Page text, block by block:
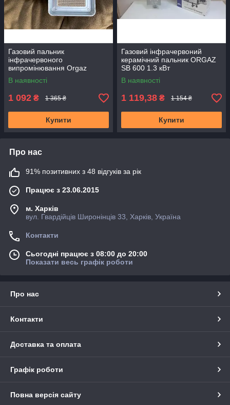
Газовий пальник
інфрачервоного
випромінювання Orgaz
(редуктор)
В наявності
1 092 ₴ 1 365 ₴
Купити
Газовий інфрачервоний
керамічний пальник ORGAZ
SB 600 1.3 кВт
В наявності
1 119,38 ₴ 1 154 ₴
Купити
Про нас
91% позитивних з 48 відгуків за рік
Працює з 23.06.2015
м. Харків
вул. Гвардійців Широнінців 33, Харків, Україна
Контакти
Сьогодні працює з 08:00 до 20:00
Показати весь графік роботи
Про нас
Контакти
Доставка та оплата
Графік роботи
Повна версія сайту